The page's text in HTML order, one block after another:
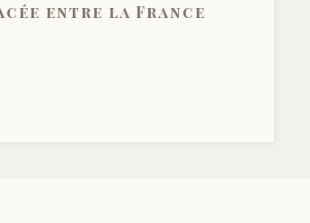
entre la France